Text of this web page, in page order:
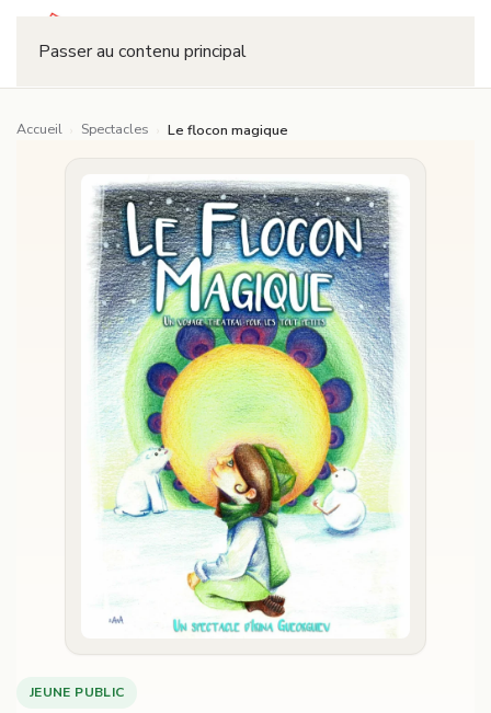
Passer au contenu principal
Accueil Spectacles Le flocon magique
JEUNE PUBLIC